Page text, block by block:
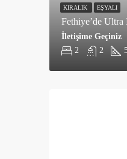
Fethiye’de
2 2
İletişime Geçiniz
KIRALIK EŞYALI